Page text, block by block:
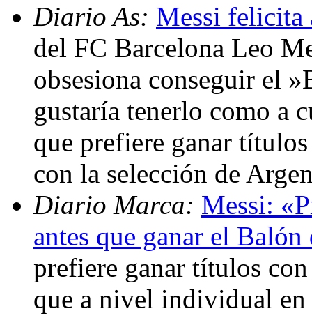
Diario As: Messi felicita
del FC Barcelona Leo
obsesiona conseguir el
gustaría tenerlo como a
que prefiere ganar
con la selección de
Diario Marca: Messi:
antes que ganar el Balón
prefiere ganar títulos
que a nivel individual en